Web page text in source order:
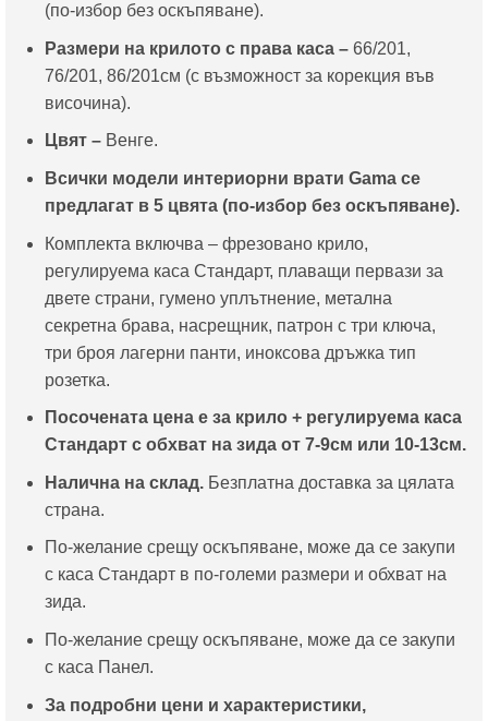
(по-избор без оскъпяване).
Размери на крилото с права каса –66/201,
76/201, 86/201см (с възможност за корекция във
височина).
Цвят –Венге.
Всички модели интериорни врати Gama се
предлагат в 5 цвята (по-избор без оскъпяване).
Комплекта включва – фрезовано крило,
регулируема каса Стандарт, плаващи первази за
двете страни, гумено уплътнение, метална
секретна брава, насрещник, патрон с три ключа,
три броя лагерни панти, иноксова дръжка тип
розетка.
Посочената цена е за крило + регулируема каса
Стандарт с обхват на зида от 7-9см или 10-13см.
Налична на склад. Безплатна доставка за цялата
страна.
По-желание срещу оскъпяване, може да се закупи
с каса Стандарт в по-големи размери и обхват на
зида.
По-желание срещу оскъпяване, може да се закупи
с каса Панел.
За подробни цени и характеристики,